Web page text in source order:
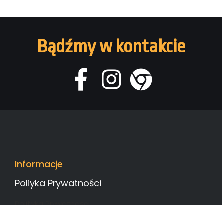
Bądźmy w kontakcie
Informacje
Poliyka Prywatności